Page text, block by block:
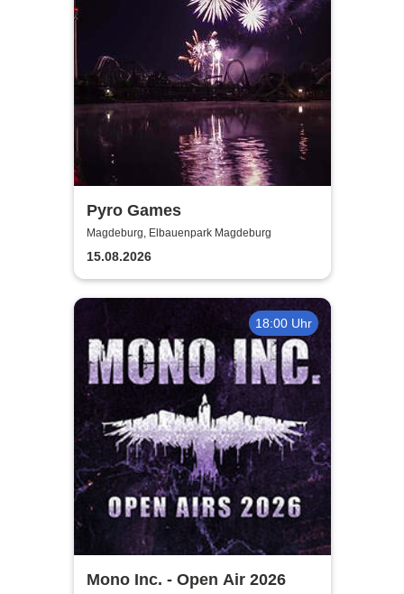
Pyro Games
Magdeburg, Elbauenpark Magdeburg
15.08.2026
18:00 Uhr
Mono Inc. - Open Air 2026